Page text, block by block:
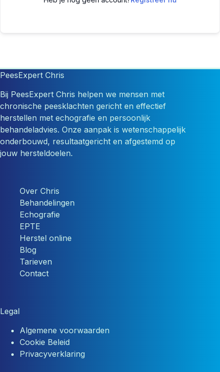
PeesExpert Chris
Bij PeesExpert Chris helpen we mensen met
chronische peesklachten gericht en effectief
herstellen met echografie en persoonlijk
behandeladvies. Onze aanpak is wetenschappelijk
onderbouwd, resultaatgericht en afgestemd op
jouw hersteldoelen.
Over Chris
Behandelingen
Echografie
EPTE
Herstel online
Blog
Tarieven
Contact
Legal
Algemene voorwaarden
Cookie Beleid
Privacyverklaring